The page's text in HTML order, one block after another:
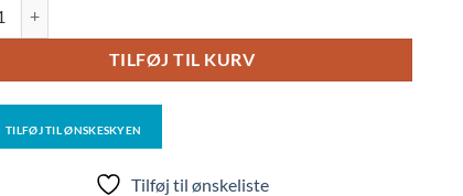
TILFØJ TIL KURV
TILFØJ TIL ØNSKESKYEN
Tilføj til ønskeliste